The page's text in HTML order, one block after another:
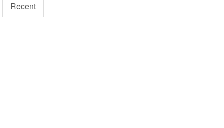
Recent